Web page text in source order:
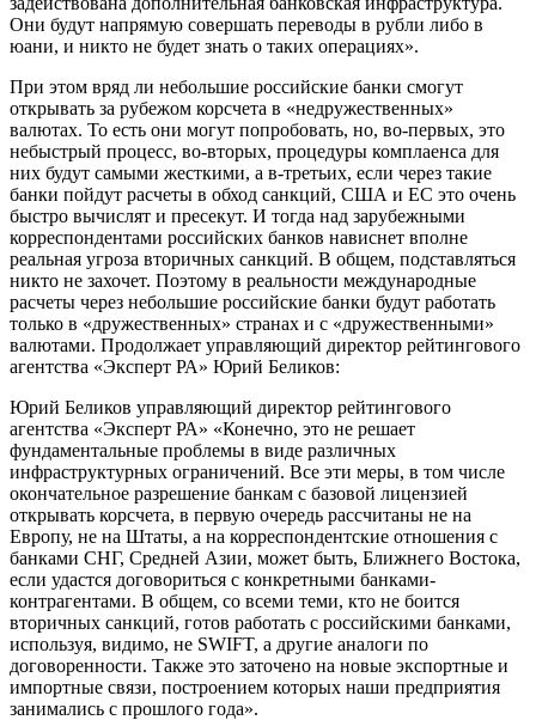
Они будут напрямую совершать переводы в рубли либо в
юани, и никто не будет знать о таких операциях».
При этом вряд ли небольшие российские банки смогут
открывать за рубежом корсчета в «недружественных»
валютах. То есть они могут попробовать, но, во-первых, это
небыстрый процесс, во-вторых, процедуры комплаенса для
них будут самыми жесткими, а в-третьих, если через такие
банки пойдут расчеты в обход санкций, США и ЕС это очень
быстро вычислят и пресекут. И тогда над зарубежными
корреспондентами российских банков нависнет вполне
реальная угроза вторичных санкций. В общем, подставляться
никто не захочет. Поэтому в реальности международные
расчеты через небольшие российские банки будут работать
только в «дружественных» странах и с «дружественными»
валютами. Продолжает управляющий директор рейтингового
агентства «Эксперт РА» Юрий Беликов:
Юрий Беликов управляющий директор рейтингового
агентства «Эксперт РА» «Конечно, это не решает
фундаментальные проблемы в виде различных
инфраструктурных ограничений. Все эти меры, в том числе
окончательное разрешение банкам с базовой лицензией
открывать корсчета, в первую очередь рассчитаны не на
Европу, не на Штаты, а на корреспондентские отношения с
банками СНГ, Средней Азии, может быть, Ближнего Востока,
если удастся договориться с конкретными банками-
контрагентами. В общем, со всеми теми, кто не боится
вторичных санкций, готов работать с российскими банками,
используя, видимо, не SWIFT, а другие аналоги по
договоренности. Также это заточено на новые экспортные и
импортные связи, построением которых наши предприятия
занимались с прошлого года».